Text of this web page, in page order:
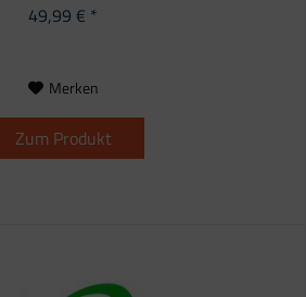
49,99 € *
Merken
Zum Produkt